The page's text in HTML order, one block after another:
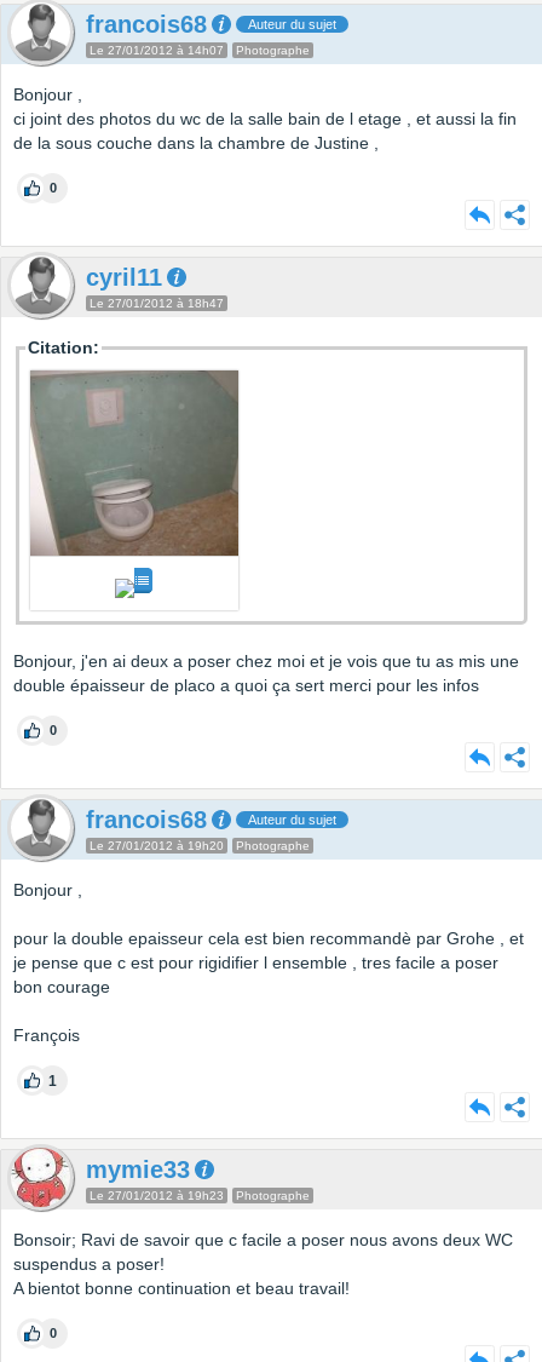
francois68 Auteur du sujet
Le 27/01/2012 à 14h07 Photographe
Bonjour ,
ci joint des photos du wc de la salle bain de l etage , et aussi la fin
de la sous couche dans la chambre de Justine ,
0
cyril11
Le 27/01/2012 à 18h47
Citation:
Bonjour, j'en ai deux a poser chez moi et je vois que tu as mis une
double épaisseur de placo a quoi ça sert merci pour les infos
0
francois68 Auteur du sujet
Le 27/01/2012 à 19h20 Photographe
Bonjour ,
pour la double epaisseur cela est bien recommandè par Grohe , et
je pense que c est pour rigidifier l ensemble , tres facile a poser
bon courage
François
1
mymie33
Le 27/01/2012 à 19h23 Photographe
Bonsoir; Ravi de savoir que c facile a poser nous avons deux WC
suspendus a poser!
A bientot bonne continuation et beau travail!
0